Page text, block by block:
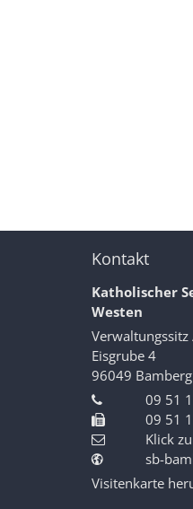
Kontakt
Katholischer
Westen
Eisgrube 4
96049 Bamberg
09 51
09 51
Klick
sb-
Visitenkarte